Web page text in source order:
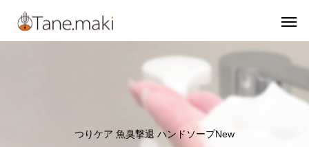
つりケア 魚臭撃退 ハンドソープNew